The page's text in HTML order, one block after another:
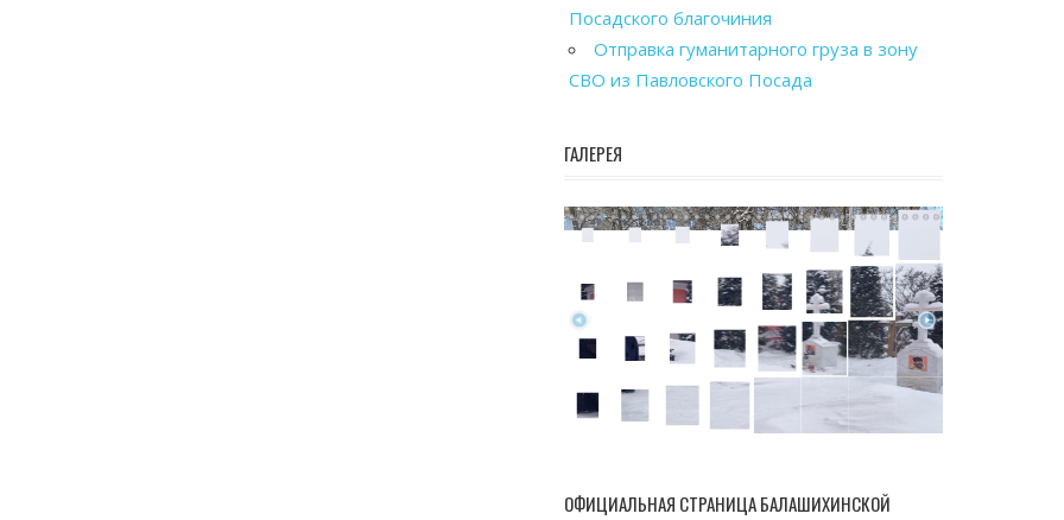
Посадского благочиния
Отправка гуманитарного груза в зону
СВО из Павловского Посада
ГАЛЕРЕЯ
ОФИЦИАЛЬНАЯ СТРАНИЦА БАЛАШИХИНСКОЙ